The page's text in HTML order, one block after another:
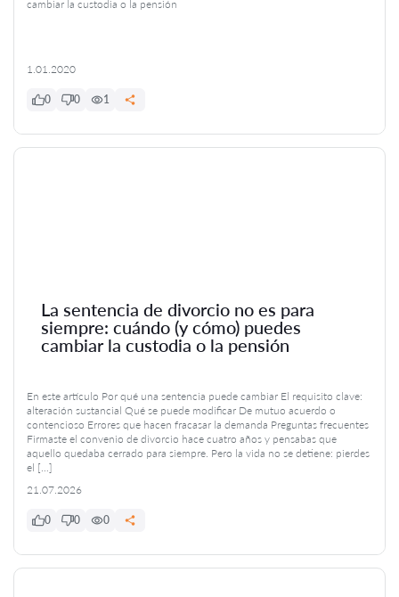
cambiar la custodia o la pensión
1.01.2020
0 0 1
La sentencia de divorcio no es para
siempre: cuándo (y cómo) puedes
cambiar la custodia o la pensión
En este artículo Por qué una sentencia puede cambiar El requisito clave:
alteración sustancial Qué se puede modificar De mutuo acuerdo o
contencioso Errores que hacen fracasar la demanda Preguntas frecuentes
Firmaste el convenio de divorcio hace cuatro años y pensabas que
aquello quedaba cerrado para siempre. Pero la vida no se detiene: pierdes
el […]
21.07.2026
0 0 0